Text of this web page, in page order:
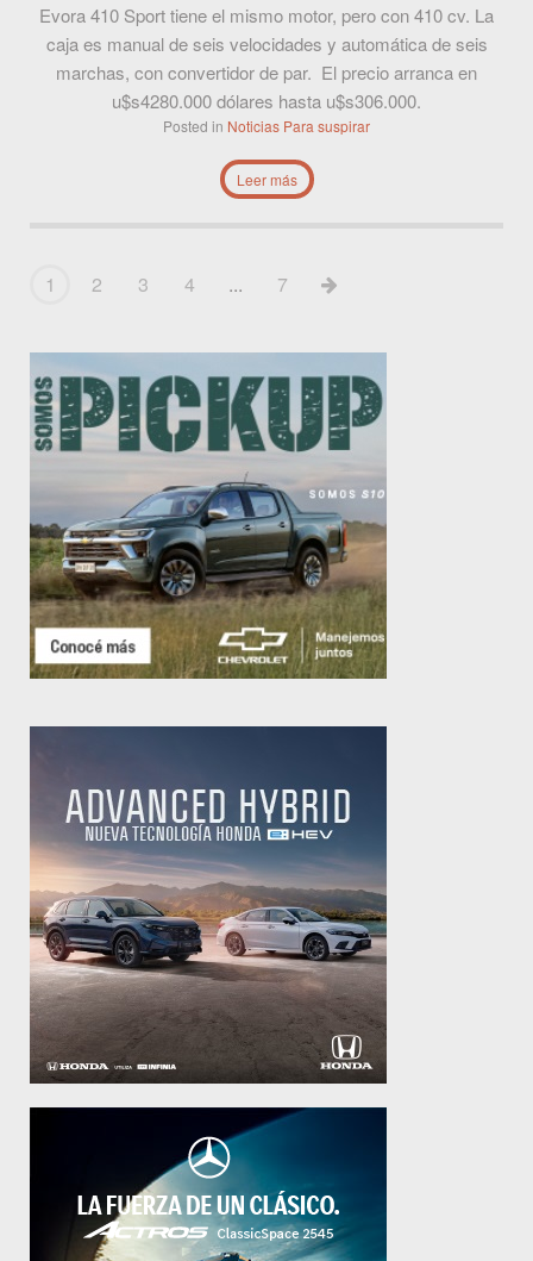
Evora 410 Sport tiene el mismo motor, pero con 410 cv. La
caja es manual de seis velocidades y automática de seis
marchas, con convertidor de par. El precio arranca en
u$s4280.000 dólares hasta u$s306.000.
Posted in Noticias Para suspirar
Leer más
1 2 3 4 ... 7